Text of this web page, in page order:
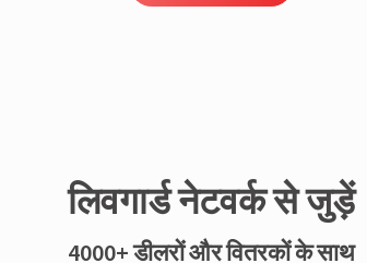
लिवगार्ड नेटवर्क से जुड़ें
4000+ डीलरों और वितरकों के साथ